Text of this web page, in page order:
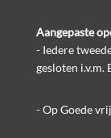
Aangepaste
- Iedere
gesloten i.v.m.
- Op Goede